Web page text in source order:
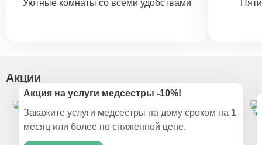
Уютные комнаты со всеми удобствами
Акции
Акция на услуги медсестры -10%!
Закажите услуги медсестры на дому сроком на 1
месяц или более по сниженной цене.